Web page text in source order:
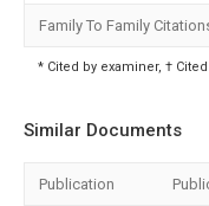
Family To Family
* Cited by examiner, †
Similar Documents
Publication